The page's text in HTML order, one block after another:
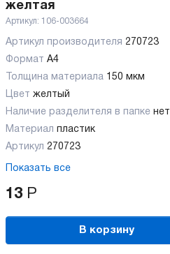
желтая
Артикул: 106-003664
Артикул производителя 270723
Формат А4
Толщина материала 150 мкм
Цвет желтый
Наличие разделителя в папке нет
Материал пластик
Артикул 270723
Показать все
13 Р
В корзину